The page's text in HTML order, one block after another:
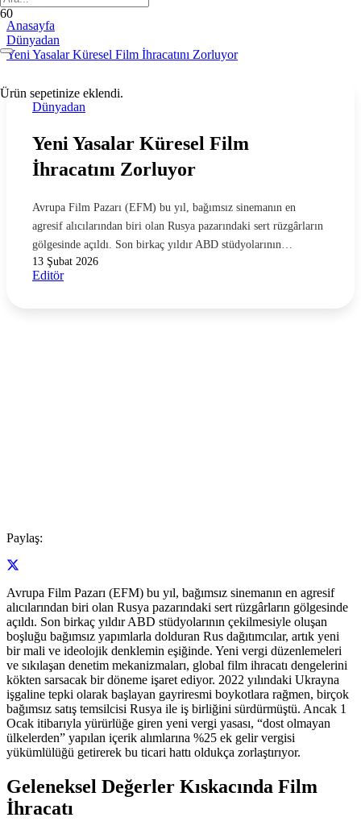
Ürün sepetinize eklendi.
Anasayfa
Dünyadan
Yeni Yasalar Küresel Film İhracatını Zorluyor
Dünyadan
Yeni Yasalar Küresel Film
İhracatını Zorluyor
Avrupa Film Pazarı (EFM) bu yıl, bağımsız sinemanın en
agresif alıcılarından biri olan Rusya pazarındaki sert rüzgârların
gölgesinde açıldı. Son birkaç yıldır ABD stüdyolarının…
13 Şubat 2026
Editör
Paylaş:
Avrupa Film Pazarı (EFM) bu yıl, bağımsız sinemanın en agresif
alıcılarından biri olan Rusya pazarındaki sert rüzgârların gölgesinde
açıldı. Son birkaç yıldır ABD stüdyolarının çekilmesiyle oluşan
boşluğu bağımsız yapımlarla dolduran Rus dağıtımcılar, artık yeni
bir mali ve ideolojik denklemin eşiğinde. Yeni vergi düzenlemeleri
ve sıkılaşan denetim mekanizmaları, global film ihracatı dengelerini
kökten sarsacak bir döneme işaret ediyor. 2022 yılındaki Ukrayna
işgaline tepki olarak başlayan gayriresmi boykotlara rağmen, birçok
bağımsız satış temsilcisi Rusya ile iş birliğini sürdürmüştü. Ancak 1
Ocak itibarıyla yürürlüğe giren yeni vergi yasası, “dost olmayan
ülkelerden” yapılan içerik alımlarına %25 ek gelir vergisi
yükümlülüğü getirerek bu ticari hattı oldukça zorlaştırıyor.
Geleneksel Değerler Kıskacında Film
İhracatı